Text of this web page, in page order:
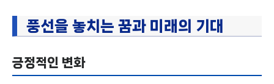
풍선을 놓치는 꿈과 미래의 기대
긍정적인 변화